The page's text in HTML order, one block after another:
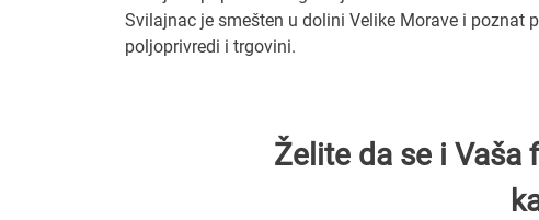
Svilajnac je smešten u dolini Velike Morave i poznat
poljoprivredi i trgovini.
Želite da se i Vaša